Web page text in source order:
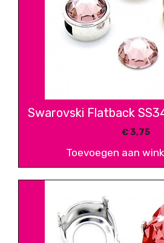
Swarovski Flatback
€3,75
Toevoegen aan